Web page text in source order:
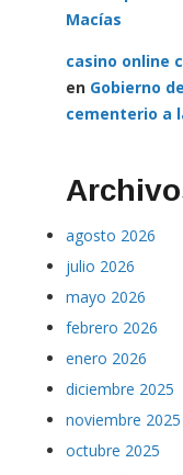
Macías
casino online
en Gobierno
cementerio a
agosto 2026
julio 2026
mayo 2026
febrero 2026
enero 2026
diciembre 2025
noviembre 2025
octubre 2025